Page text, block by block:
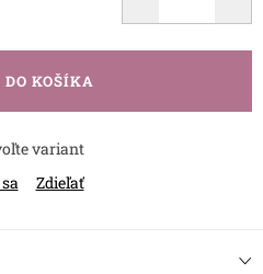
KOŠÍKA
variant
Zdieľať